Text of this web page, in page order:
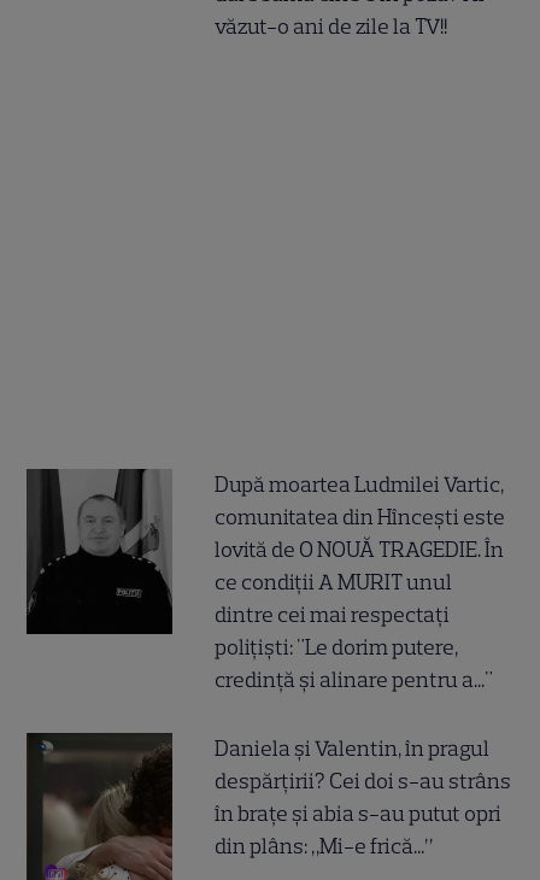
văzut-o ani de zile la TV!!
După moartea Ludmilei Vartic,
comunitatea din Hîncești este
lovită de O NOUĂ TRAGEDIE. În
ce condiții A MURIT unul
dintre cei mai respectați
polițiști: "Le dorim putere,
credință și alinare pentru a..."
Daniela și Valentin, în pragul
despărțirii? Cei doi s-au strâns
în brațe și abia s-au putut opri
din plâns: „Mi-e frică...”